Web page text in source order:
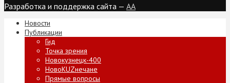
Разработка и поддержка сайта — AA
Новости
Публикации
Гид
Точка зрения
Новокузнецк-400
НовоKUZнечане
Прямые вопросы